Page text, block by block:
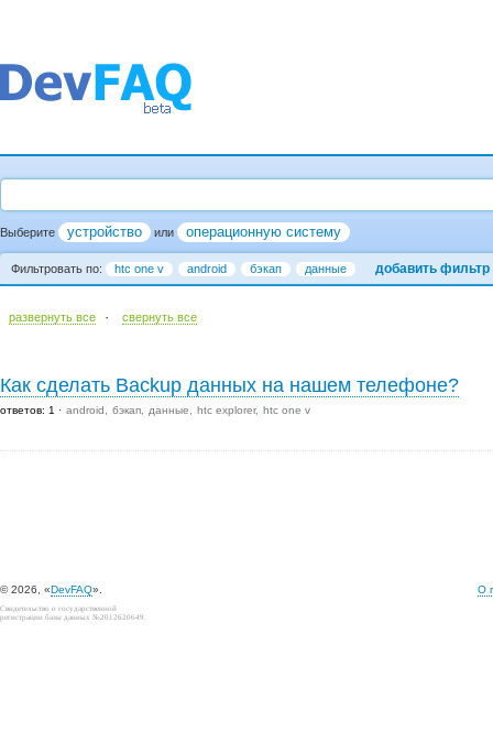
Выберите устройство или операционную систему
Фильтровать по: htc one v android бэкап данные добавить фильтр
развернуть все · cвернуть все
Как сделать Backup данных на нашем телефоне?
ответов: 1 android бэкап данные htc explorer htc one v
© 2026, «DevFAQ». О
Свидетельство о государственной
регистрации базы данных №2012620649.